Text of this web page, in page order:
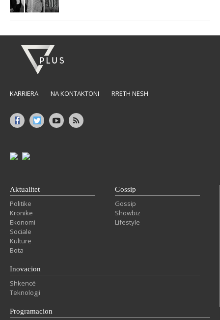
KARRIERA NA KONTAKTONI RRETH NESH
Aktualitet
Politike
Kronike
Ekonomi
Sociale
Kulture
Bota
Gossip
Gossip
Showbiz
Lifestyle
Inovacion
Shkencë
Teknologji
Programacion